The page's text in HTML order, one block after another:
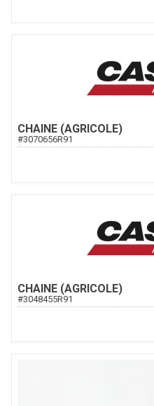
CHAINE (AGRICOLE)
#3070656R91
CHAINE (AGRICOLE)
#3048455R91